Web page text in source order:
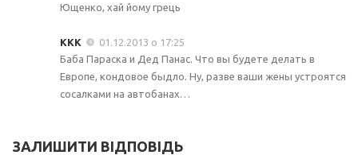
Ющенко, хай йому грець
ККК
01.12.2013 о 17:25
Баба Параска и Дед Панас. Что вы будете делать в
Европе, кондовое быдло. Ну, разве ваши жены устроятся
сосалками на автобанах…
ЗАЛИШИТИ ВІДПОВІДЬ